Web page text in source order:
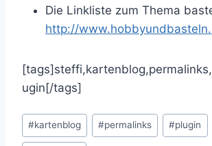
Die Linkliste zum Thema
http://
ugin[/tags]
Schlagworte:
#kartenblog #permalinks #plugin